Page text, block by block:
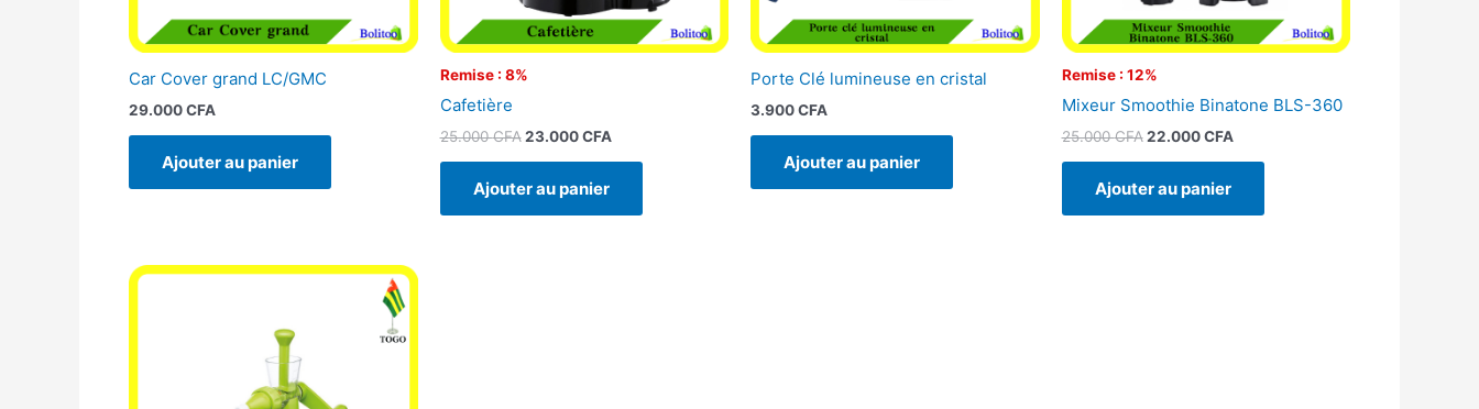
Car Cover grand LC/GMC
29.000CFA
Ajouter au panier
Remise : 8%
Cafetière
25.000CFA 23.000CFA
Ajouter au panier
Porte Clé lumineuse en cristal
3.900CFA
Ajouter au panier
Remise : 12%
Mixeur Smoothie Binatone BLS-360
25.000CFA 22.000CFA
Ajouter au panier